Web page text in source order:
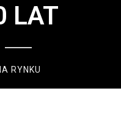
LAT
RYNKU